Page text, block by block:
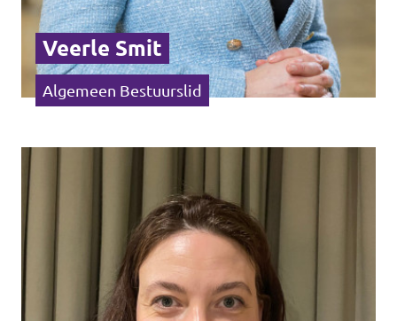
Veerle Smit
Algemeen Bestuurslid